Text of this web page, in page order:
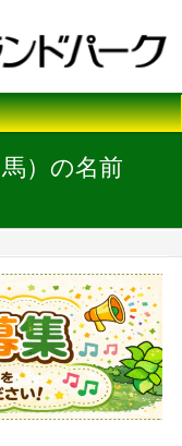
）の名前